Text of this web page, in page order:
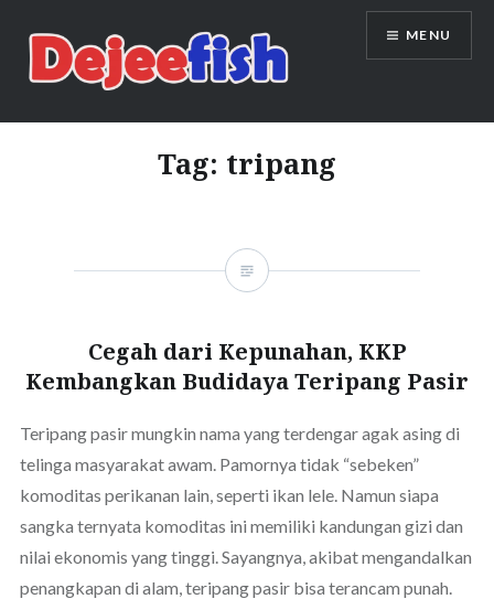
content
DEJEEFISH | PRODUSEN BENIH
IKAN BERKUALITAS INDONESIA
MENU
Tag: tripang
Cegah dari Kepunahan, KKP
Kembangkan Budidaya Teripang Pasir
Teripang pasir mungkin nama yang terdengar agak asing di
telinga masyarakat awam. Pamornya tidak “sebeken”
komoditas perikanan lain, seperti ikan lele. Namun siapa
sangka ternyata komoditas ini memiliki kandungan gizi dan
nilai ekonomis yang tinggi. Sayangnya, akibat mengandalkan
penangkapan di alam, teripang pasir bisa terancam punah.